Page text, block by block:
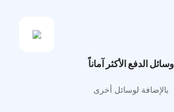
وسائل الدفع الأكثر آماناً
بالإضافة لوسائل أخرى